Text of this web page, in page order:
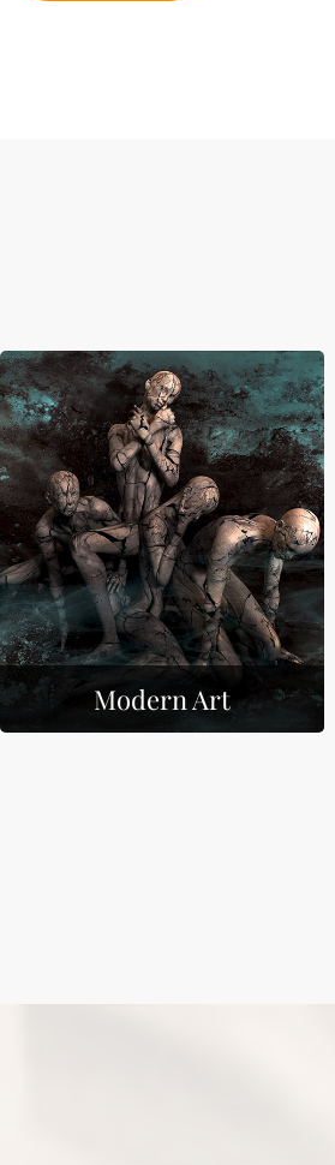
Modern Art